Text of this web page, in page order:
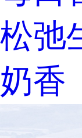
松弛
奶香